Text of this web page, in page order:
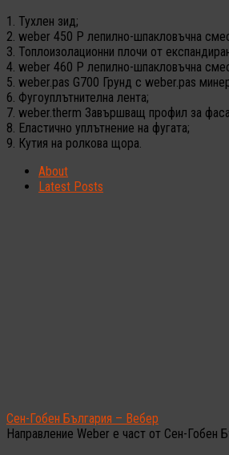
1. Тухлен зид;
2. weber 450 P лепилно-шпакловъчна
3. Топлоизолационни плочи от
4. weber 460 P лепилно-шпакловъчна
5. weber.pas G700 Грунд с weber.pas
6. Фугоуплътнителна лента;
7. weber.therm Завършващ профил за
8. Еластично уплътнение на фугата;
9. Кутия на ролкова щора.
About
Latest Posts
Сен-Гобен България – Вебер
Направление Weber е част от Сен-Гобен